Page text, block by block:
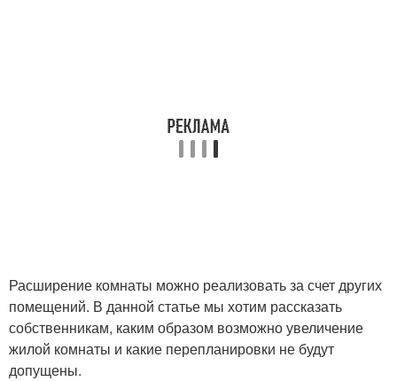
Расширение комнаты можно реализовать за счет других
помещений. В данной статье мы хотим рассказать
собственникам, каким образом возможно увеличение
жилой комнаты и какие перепланировки не будут
допущены.